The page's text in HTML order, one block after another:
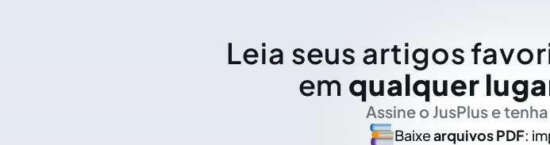
Leia seus artigos
em qualquer
Assine o JusPlus e
Baixearquivos PDF: